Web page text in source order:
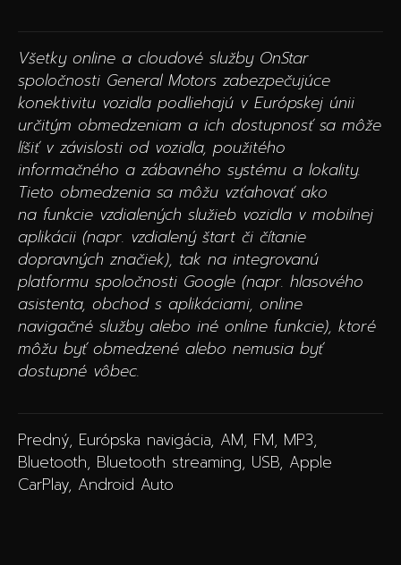
Všetky online a cloudové služby OnStar
spoločnosti General Motors zabezpečujúce
konektivitu vozidla podliehajú v Európskej únii
určitým obmedzeniam a ich dostupnosť sa môže
líšiť v závislosti od vozidla, použitého
informačného a zábavného systému a lokality.
Tieto obmedzenia sa môžu vzťahovať ako
na funkcie vzdialených služieb vozidla v mobilnej
aplikácii (napr. vzdialený štart či čítanie
dopravných značiek), tak na integrovanú
platformu spoločnosti Google (napr. hlasového
asistenta, obchod s aplikáciami, online
navigačné služby alebo iné online funkcie), ktoré
môžu byť obmedzené alebo nemusia byť
dostupné vôbec.
Predný, Európska navigácia, AM, FM, MP3,
Bluetooth, Bluetooth streaming, USB, Apple
CarPlay, Android Auto